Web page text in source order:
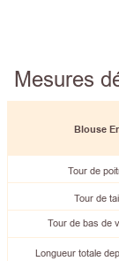
Mesures
Blouse
Tour de
Tour de
Tour de bas de
Longueur totale